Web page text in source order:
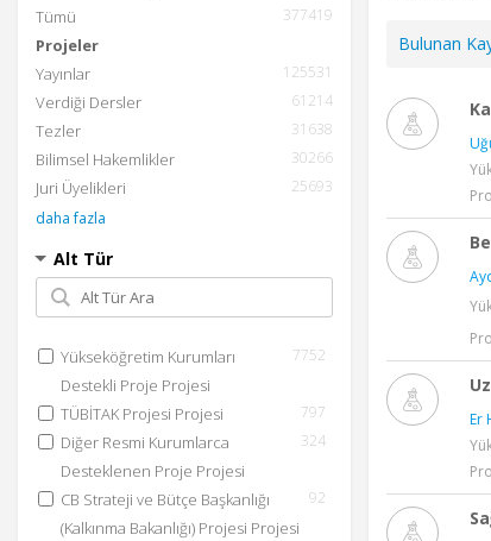
Tümü 377419
Projeler
Yayınlar
125531
Verdiği Dersler 61214
Tezler 31638
Bilimsel Hakemlikler 30266
Juri Üyelikleri
25693
daha fazla
Alt Tür
Yükseköğretim Kurumları
Destekli Proje Projesi
7752
TÜBİTAK Projesi Projesi 797
Diğer Resmi Kurumlarca
Desteklenen Proje Projesi
324
CB Strateji ve Bütçe Başkanlığı
(Kalkınma Bakanlığı) Projesi Projesi
92
Bulunan
Er